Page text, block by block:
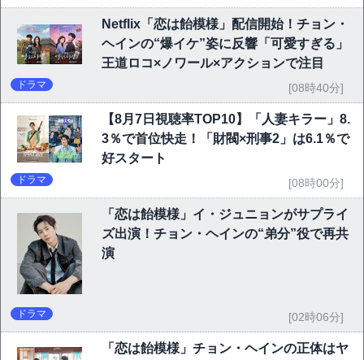
Netflix「恋は飴模様」配信開始！チョン・
ヘインの“爆イケ”姿に反響「可愛すぎる」
王道ロコ×ノワール×アクションで注目
ドラマ [08時40分]
【8月7日視聴率TOP10】「人妻キラー」8.
3％で首位快走！「財閥×刑事2」は6.1％で
好スタート
ドラマ [08時00分]
「恋は飴模様」イ・ジュニョンがサプライ
ズ出演！チョン・ヘインの“弟分”役で再共
演
ドラマ [02時06分]
「恋は飴模様」チョン・ヘインの正体はヤ